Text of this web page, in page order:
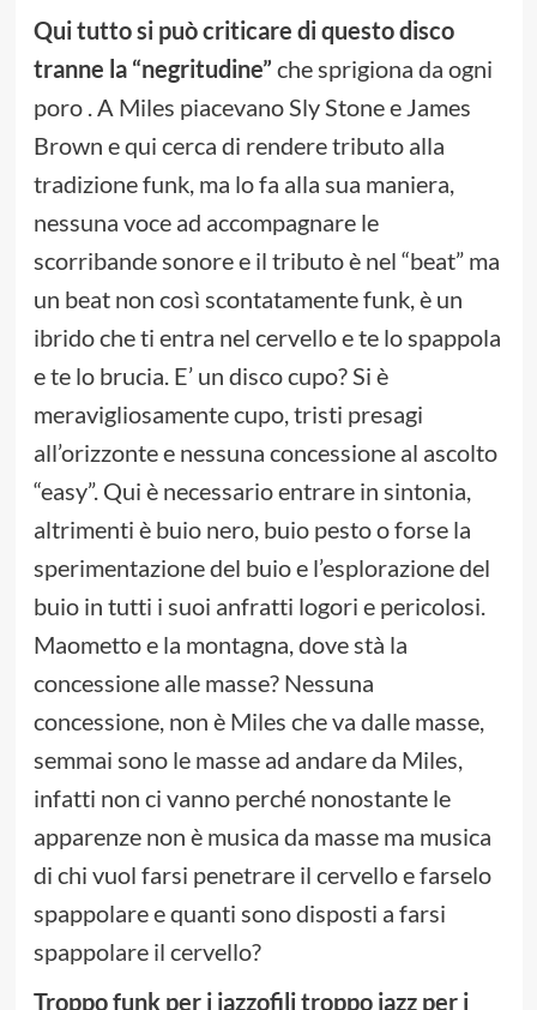
Qui tutto si può criticare di questo disco
tranne la “negritudine” che sprigiona da ogni
poro . A Miles piacevano Sly Stone e James
Brown e qui cerca di rendere tributo alla
tradizione funk, ma lo fa alla sua maniera,
nessuna voce ad accompagnare le
scorribande sonore e il tributo è nel “beat” ma
un beat non così scontatamente funk, è un
ibrido che ti entra nel cervello e te lo spappola
e te lo brucia. E’ un disco cupo? Si è
meravigliosamente cupo, tristi presagi
all’orizzonte e nessuna concessione al ascolto
“easy”. Qui è necessario entrare in sintonia,
altrimenti è buio nero, buio pesto o forse la
sperimentazione del buio e l’esplorazione del
buio in tutti i suoi anfratti logori e pericolosi.
Maometto e la montagna, dove stà la
concessione alle masse? Nessuna
concessione, non è Miles che va dalle masse,
semmai sono le masse ad andare da Miles,
infatti non ci vanno perché nonostante le
apparenze non è musica da masse ma musica
di chi vuol farsi penetrare il cervello e farselo
spappolare e quanti sono disposti a farsi
spappolare il cervello?
Troppo funk per i jazzofili troppo jazz per i